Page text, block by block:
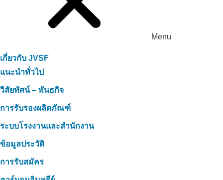
Menu
เกี่ยวกับ JVSF
แนะนำทั่วไป
วิสัยทัศน์ – พันธกิจ
การรับรองผลิตภัณฑ์
ระบบโรงงานและสำนักงาน
ข้อมูลประวัติ
การรับสมัคร